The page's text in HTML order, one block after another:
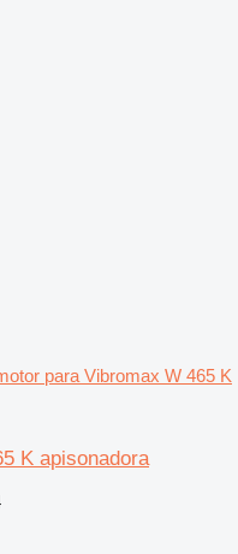
para Vibromax W 465 K
K apisonadora